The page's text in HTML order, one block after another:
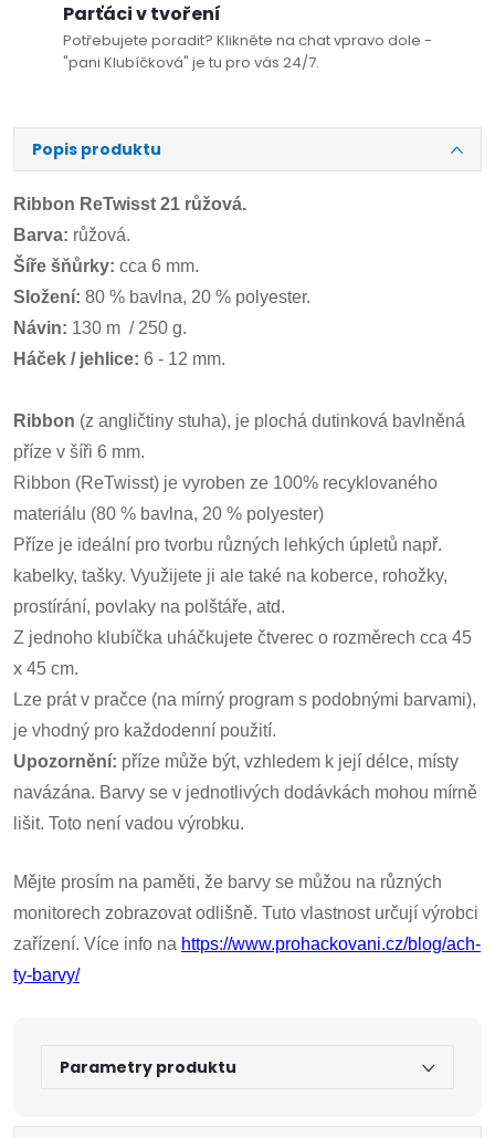
Parťáci v tvoření
Potřebujete poradit? Klikněte na chat vpravo dole -
"pani Klubíčková" je tu pro vás 24/7.
Popis produktu
Ribbon ReTwisst 21 růžová.
Barva: růžová.
Šíře šňůrky: cca 6 mm.
Složení: 80 % bavlna, 20 % polyester.
Návin: 130 m / 250 g.
Háček / jehlice: 6 - 12 mm.
Ribbon (z angličtiny stuha), je plochá dutinková bavlněná
příze v šíři 6 mm.
Ribbon (ReTwisst) je vyroben ze 100% recyklovaného
materiálu (80 % bavlna, 20 % polyester)
Příze je ideální pro tvorbu různých lehkých úpletů např.
kabelky, tašky. Využijete ji ale také na koberce, rohožky,
prostírání, povlaky na polštáře, atd.
Z jednoho klubíčka uháčkujete čtverec o rozměrech cca 45
x 45 cm.
Lze prát v pračce (na mírný program s podobnými barvami),
je vhodný pro každodenní použití.
Upozornění: příze může být, vzhledem k její délce, místy
navázána. Barvy se v jednotlivých dodávkách mohou mírně
lišit. Toto není vadou výrobku.
Mějte prosím na paměti, že barvy se můžou na různých
monitorech zobrazovat odlišně. Tuto vlastnost určují výrobci
zařízení. Více info na https://www.prohackovani.cz/blog/ach-
ty-barvy/
Parametry produktu